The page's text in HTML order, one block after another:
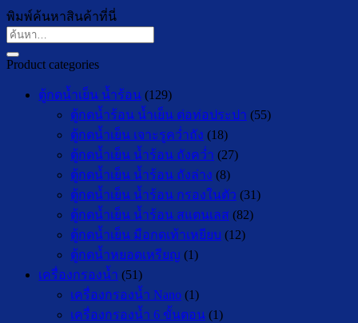
พิมพ์ค้นหาสินค้าที่นี่
ค้นหา:
Product categories
ตู้กดน้ำเย็น น้ำร้อน (129)
ตู้กดน้ำร้อน น้ำเย็น ต่อท่อประปา (55)
ตู้กดน้ำเย็น เจาะรูคว่ำถัง (18)
ตู้กดน้ำเย็น น้ำร้อน ถังคว่ำ (27)
ตู้กดน้ำเย็น น้ำร้อน ถังล่าง (8)
ตู้กดน้ำเย็น น้ำร้อน กรองในตัว (31)
ตู้กดน้ำเย็น น้ำร้อน สแตนเลส (82)
ตู้กดน้ำเย็น มือกดเท้าเหยียบ (12)
ตู้กดน้ำหยอดเหรียญ (1)
เครื่องกรองน้ำ (51)
เครื่องกรองน้ำ Nano (1)
เครื่องกรองน้ำ 6 ขั้นตอน (1)